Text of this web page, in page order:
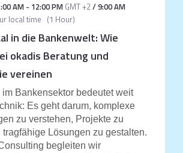
AM- 12:00 PM GMT +2/9:00 AM
local time (1 Hour)
in die Bankenwelt: Wie
okadis Beratung und
vereinen
im Bankensektor bedeutet weit
Es geht darum, komplexe
zu verstehen, Projekte zu
tragfähige Lösungen zu gestalten.
begleiten wir